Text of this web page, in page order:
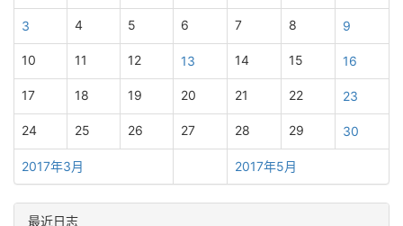
2017年3月 2017年5月
3 4 5 6 7 8 9
10 11 12 13 14 15 16
17 18 19 20 21 22 23
24 25 26 27 28 29 30
最近日志